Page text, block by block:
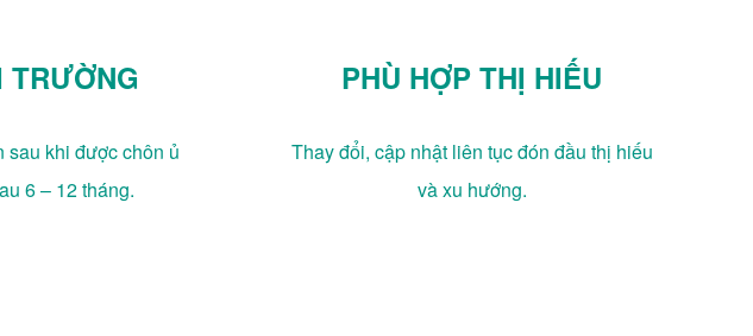
TRƯỜNG
sau khi được chôn ủ
6 – 12 tháng.
PHÙ HỢP THỊ HIẾU
Thay đổi, cập nhật liên tục đón đầu thị hiếu
và xu hướng.